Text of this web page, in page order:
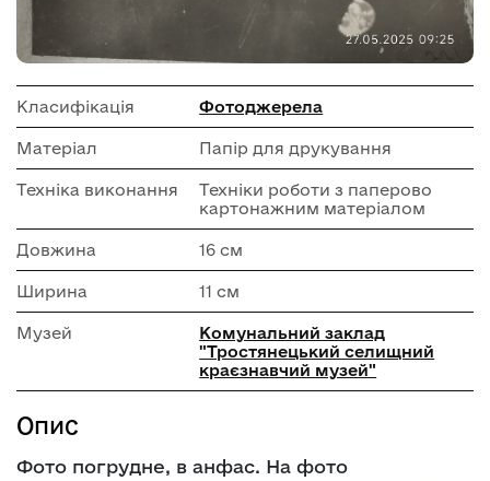
Класифікація Фотоджерела
Матеріал Папір для друкування
Техніка виконання
Техніки роботи з паперово
картонажним матеріалом
Довжина 16 см
Ширина 11 см
Музей
Комунальний заклад
"Тростянецький селищний
краєзнавчий музей"
Опис
Фото погрудне, в анфас. На фото